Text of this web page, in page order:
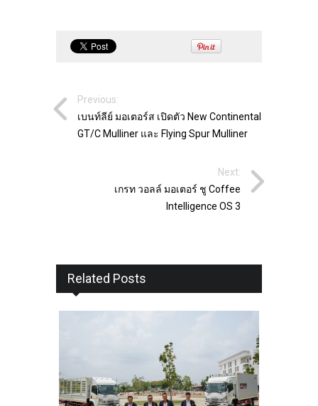
Previous:
เบนท์ลีย์ มอเตอร์ส เปิดตัว New Continental
GT/C Mulliner และ Flying Spur Mulliner
Next:
เกรท วอลล์ มอเตอร์ ชู Coffee
Intelligence OS 3
Related Posts